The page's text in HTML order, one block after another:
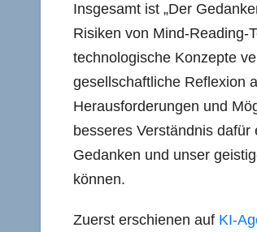
Insgesamt ist „Der
Risiken von Mind-Reading-
technologische Konzepte
gesellschaftliche Reflexion
Herausforderungen und
besseres Verständnis
Gedanken und unser
können.
Zuerst erschienen auf KI-